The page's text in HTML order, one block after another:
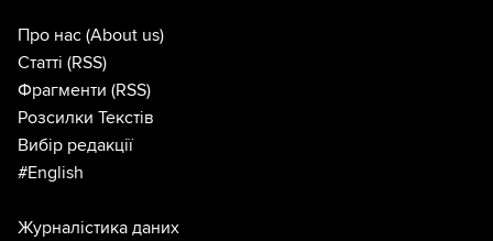
Про нас (About us)
Статті (RSS)
Фрагменти (RSS)
Розсилки Текстів
Вибір редакції
#English
Журналістика даних